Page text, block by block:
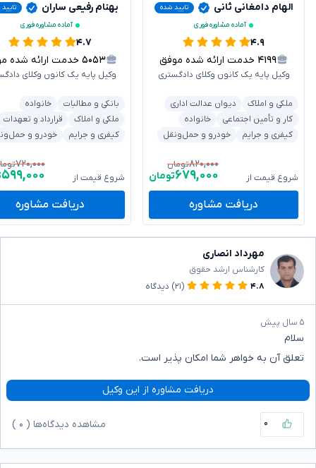
الهام دامغانی ثانی
تایید شده
آماده مشاوره فوری
۴.۹
۴۱۹۹ خدمت ارائه شده موفق
وکیل پایه یک کانون وکلای دادگستری
ملکی و املاک
دیوان عدالت اداری
کار و تأمین اجتماعی
خانواده
کیفری و جرایم
خودرو و حمل‌ونقل
شروع قیمت از
۸۲۰,۰۰۰تومان
۶۷۹,۰۰۰تومان
دریافت مشاوره
بهنام رفیعی ساران
آماده مشاوره فوری
۴.۷
۵۰۵۳ خدمت ارائه شده موفق
وکیل پایه یک کانون وکلای
بانکی و مطالبات
خانواده
ملکی و املاک
قرارداد و تعهدات
کیفری و جرایم
خودرو و
شروع قیمت از
۷۲۰,۰۰۰
۵۹۹,۰۰۰
دریافت مشاوره
مهرداد انصاری
کارشناس ارشد حقوق
۴.۸
(۲۱) دیدگاه
۵ سال پیش
سلام
تعلق آن به خواهر شما امکان پذیر است.
دریافت مشاوره از این وکیل
۰ مشاهده دیدگاه‌ها ( ۰